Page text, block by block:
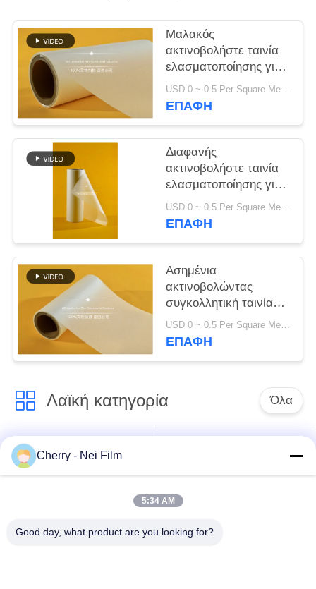
PRIVACY
POLICY
Μαλακός
ακτινοβολήστε ταινία
ελασματοποίησης για
την ειδική κάλυψη
βιβλίων 700m μήκος
USD 0 ~ 0.5 Per Square Meter MOQ:1000 Τετραγωνικά μέτρα
ΕΠΑΦΉ
Διαφανής
ακτινοβολήστε ταινία
ελασματοποίησης για
το έγγραφο φιλικό
προς το περιβάλλον
USD 0 ~ 0.5 Per Square Meter MOQ:1000 Τετραγωνικά μέτρα
ΕΠΑΦΉ
Ασημένια
ακτινοβολώντας
συγκολλητική ταινία
τοποθέτησης σε
στρώματα για την
USD 0 ~ 0.5 Per Square Meter MOQ:1000 Τετραγωνικά μέτρα
ΕΠΑΦΉ
Λαϊκή κατηγορία Όλα
bopp θερμική ταινία
ελασματοποίησης
μεταλλινών
Ψηφιακή ταινία
στρώματα
Cherry - Nei Film
5:34 AM
Good day, what product are you looking for?